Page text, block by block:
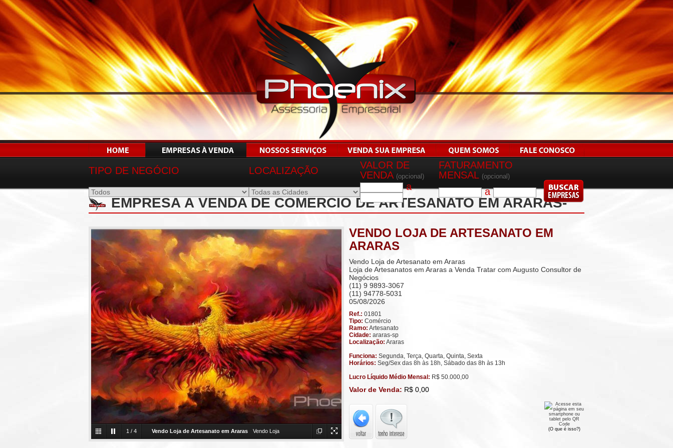
TIPO DE NEGÓCIO LOCALIZAÇÃO
VALOR DE
VENDA (opcional)
FATURAMENTO
MENSAL (opcional)
a a
EMPRESA À VENDA DE COMÉRCIO DE ARTESANATO EM ARARAS-
SP - REF 01801
2 / 4 Vendo Loja de Artesanato em Araras Vendo Loja
VENDO LOJA DE ARTESANATO EM
ARARAS
Vendo Loja de Artesanato em Araras
Loja de Artesanatos em Araras a Venda Tratar com Augusto Consultor de
Negócios
(11) 9 9893-3067
(11) 94778-5031
05/08/2026
Ref.: 01801
Tipo: Comércio
Ramo: Artesanato
Cidade: araras-sp
Localização: Araras
Funciona: Segunda, Terça, Quarta, Quinta, Sexta
Horários: Seg/Sex das 8h às 18h, Sábado das 8h às 13h
Lucro Líquido Médio Mensal: R$ 50.000,00
Valor de Venda: R$ 0,00
(O que é isso?)